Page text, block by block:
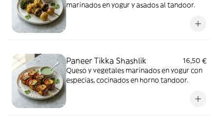
marinados en yogur y asados al tandoor.
Paneer Tikka Shashlik
16,50 €
Queso y vegetales marinados en yogur con
especias, cocinados en horno tandoor.